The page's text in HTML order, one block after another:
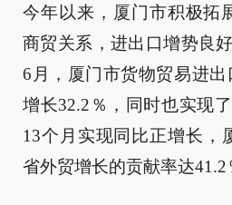
今年以来，厦门市积极拓
商贸关系，进出口增势良
6月，厦门市货物贸易进出
增长32.2％，同时也实现
13个月实现同比正增长，
省外贸增长的贡献率达41.2